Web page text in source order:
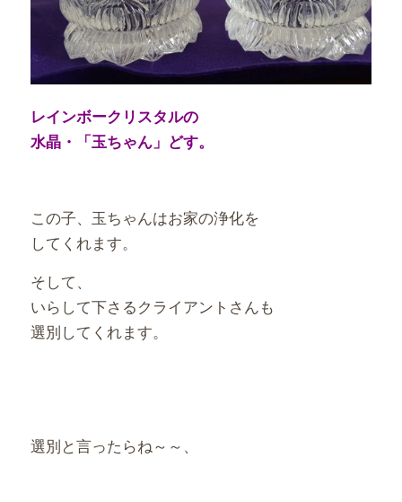
レインボークリスタルの
水晶・「玉ちゃん」どす。
この子、玉ちゃんはお家の浄化を
してくれます。
そして、
いらして下さるクライアントさんも
選別してくれます。
選別と言ったらね～～、